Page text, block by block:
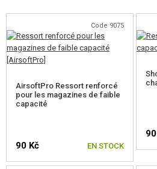
BATTERIES, CHARGEURS
CHARGEURS, BB LOADER
LUNETTES, MASQUES
ÉQUIPEMENT, UNIFORMES...
CAMOUFLAGE, BANDE
RADIOS, CASQUES, CAMÉRAS
Code 9075
AirsoftPro Ressort renforcé
pour les magazines de faible
capacité
90 Kč EN STOCK